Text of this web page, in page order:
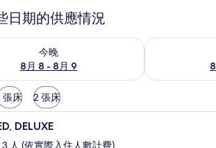
日期的供應情況
今晚
8月 8 - 8月 9
月 8 - 8月 9) 的供應情況 查看明天 (8月
張床 2 張床
浴室 | 淋浴設備、免費盥洗用品
DELUXE
人 (依實際入住人數計費)